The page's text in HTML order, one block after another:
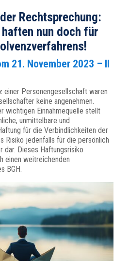
Rechtsprechung:
nun doch für
21. November 2023 – II
einer Personengesellschaft waren
keine angenehmen.
wichtigen Einnahmequelle stellt
unmittelbare und
für die Verbindlichkeiten der
Risiko jedenfalls für die persönlich
dar. Dieses Haftungsrisiko
einen weitreichenden
BGH.